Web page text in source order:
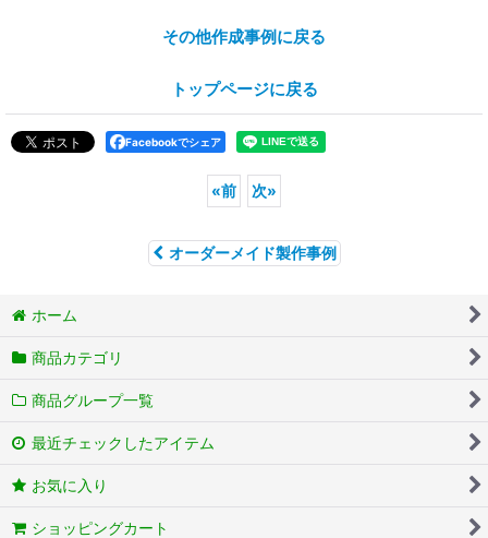
その他作成事例に戻る
トップページに戻る
Facebookでシェア
«前 次»
オーダーメイド製作事例
ホーム
商品カテゴリ
商品グループ一覧
最近チェックしたアイテム
お気に入り
ショッピングカート